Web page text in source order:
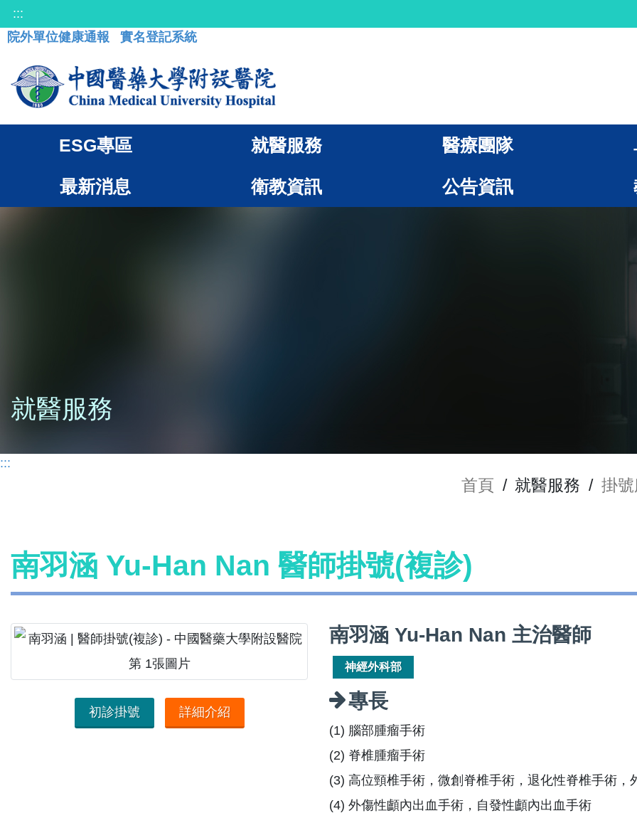
:::
院外單位健康通報
實名登記系統
ESG專區 就醫服務 醫療團隊
最新消息 衛教資訊 公告資訊
就醫服務
:::
首頁 / 就醫服務 / 掛
南羽涵 Yu-Han Nan 醫師掛號(複診)
初診掛號 詳細介紹
南羽涵 Yu-Han Nan 主治醫師
神經外科部
專長
(1) 腦部腫瘤手術
(2) 脊椎腫瘤手術
(3) 高位頸椎手術，微創脊椎手術，退化性脊椎手術，
(4) 外傷性顱內出血手術，自發性顱內出血手術